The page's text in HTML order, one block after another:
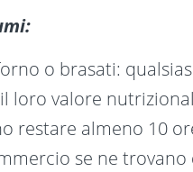
o brasati:
loro valore
restare almeno 10
se ne